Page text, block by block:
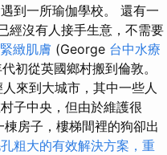
到一所瑜伽學校。 還有一
經沒有人接手生意，不需要
緻肌膚 (George 台中水療
初從英國鄉村搬到倫敦。
來到大城市，其中一些人
子中央，但由於維護很
房子，樓梯間裡的狗卻出
粗大的有效解決方案，重